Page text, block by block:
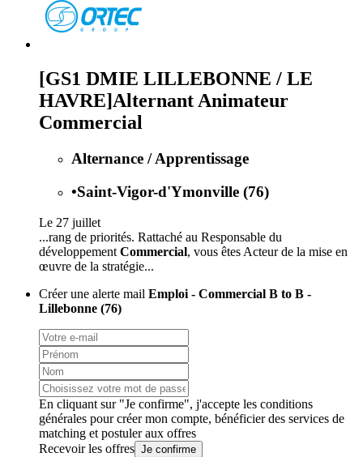
[GS1 DMIE LILLEBONNE / LE
HAVRE]Alternant Animateur
Commercial
Alternance / Apprentissage
•Saint-Vigor-d'Ymonville (76)
Le 27 juillet
...rang de priorités. Rattaché au Responsable du
développement Commercial, vous êtes Acteur de la mise en
œuvre de la stratégie...
Créer une alerte mail Emploi - Commercial B to B -
Lillebonne (76)
En cliquant sur "Je confirme", j'accepte les conditions
générales pour créer mon compte, bénéficier des services de
matching et postuler aux offres
Recevoir les offres Je confirme